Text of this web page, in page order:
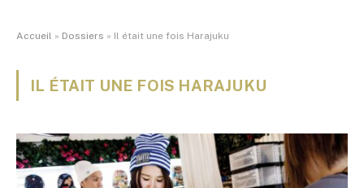
Accueil » Dossiers » Il était une fois Harajuku
IL ÉTAIT UNE FOIS HARAJUKU